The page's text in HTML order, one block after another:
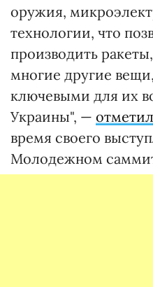
оружия,
технологии, что
производить
многие другие
ключевыми для их
Украины", — отметил
время своего
Молодежном